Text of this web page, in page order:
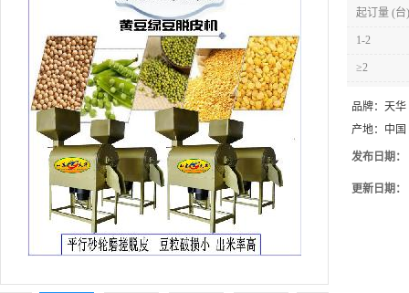
起订量 (台)
1-2
≥2
品牌： 天华
产地： 中国
发布日期：
更新日期：